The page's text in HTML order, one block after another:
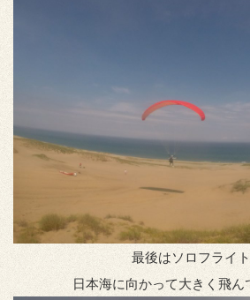
最後はソロフライト
日本海に向かって大きく飛ん